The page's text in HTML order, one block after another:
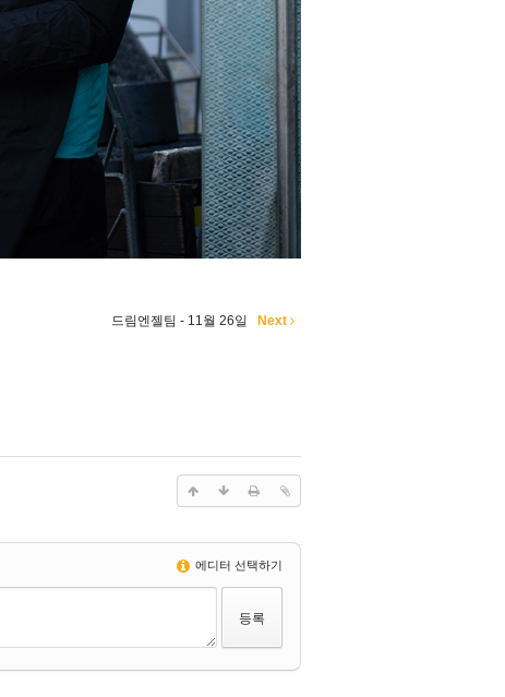
드림엔젤팀 - 11월 26일 Next
에디터 선택하기